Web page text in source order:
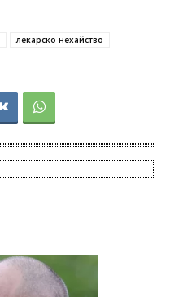
лекарско нехайство